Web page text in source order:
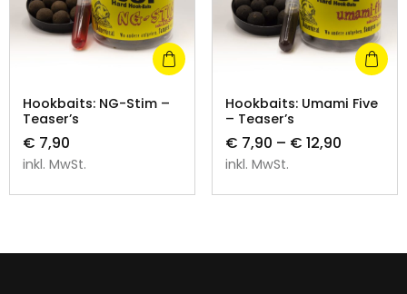
Hookbaits: NG-Stim –
Teaser’s
€ 7,90
inkl. MwSt.
Hookbaits: Umami Five
– Teaser’s
€ 7,90 – € 12,90
inkl. MwSt.